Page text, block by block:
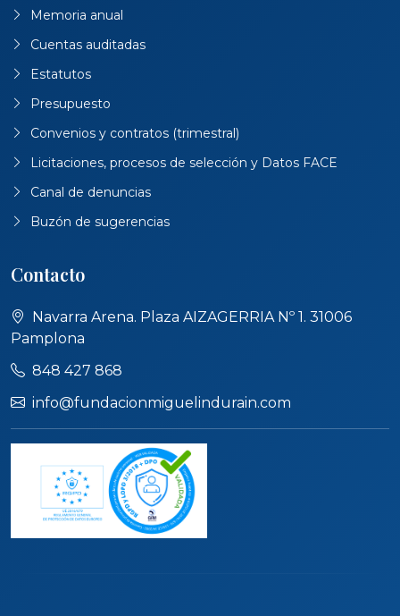
Memoria anual
Cuentas auditadas
Estatutos
Presupuesto
Convenios y contratos (trimestral)
Licitaciones, procesos de selección y Datos FACE
Canal de denuncias
Buzón de sugerencias
Contacto
Navarra Arena. Plaza AIZAGERRIA Nº 1. 31006
Pamplona
848 427 868
info@fundacionmiguelindurain.com